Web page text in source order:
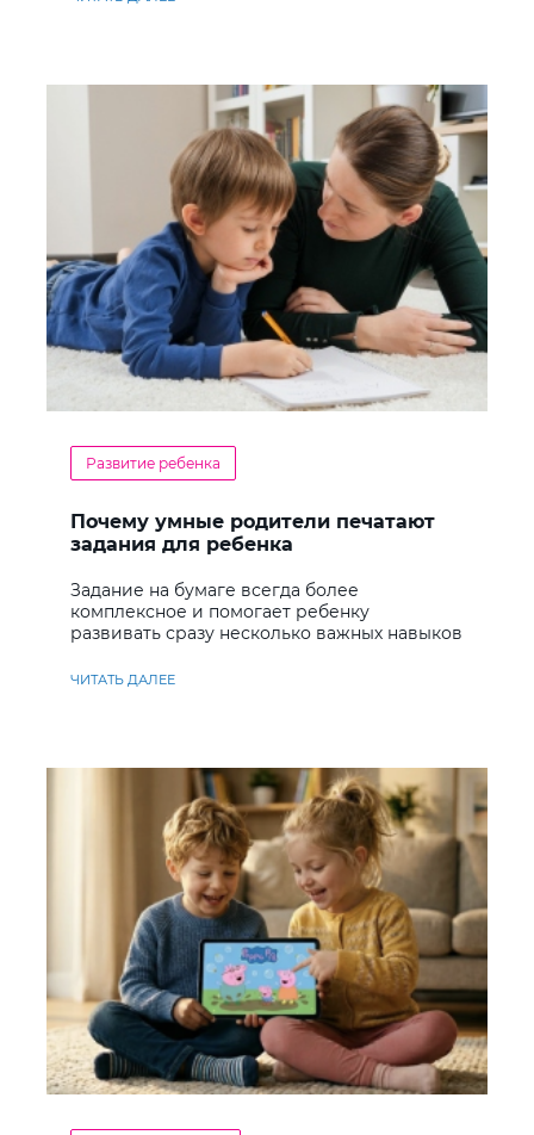
Развитие ребенка
Почему умные родители печатают
задания для ребенка
Задание на бумаге всегда более
комплексное и помогает ребенку
развивать сразу несколько важных навыков
ЧИТАТЬ ДАЛЕЕ